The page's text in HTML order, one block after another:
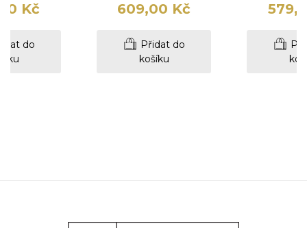
Kč
do
609,00 Kč
Přidat do
košíku